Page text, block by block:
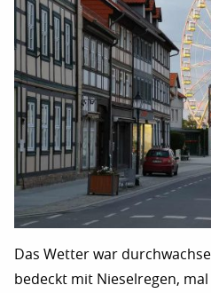
Das Wetter war
bedeckt mit Nieselregen,